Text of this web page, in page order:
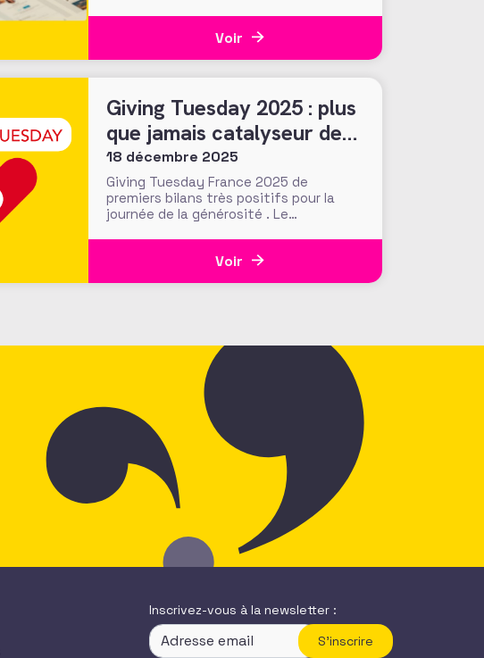
la Making Waves Education Foundation
Voir
Giving Tuesday 2025 : plus
que jamais catalyseur des
engagements généreux et
collectifs ?
18 décembre 2025
Giving Tuesday France 2025 de
premiers bilans très positifs pour la
journée de la générosité . Le
Voir
Inscrivez-vous à la newsletter :
S'inscrire